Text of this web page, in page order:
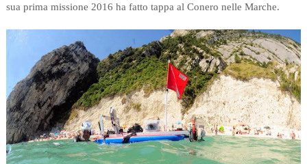
sua prima missione 2016 ha fatto tappa al Conero nelle Marche.